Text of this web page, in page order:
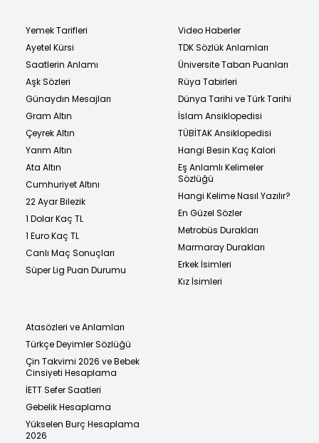
Yemek Tarifleri
Ayetel Kürsi
Saatlerin Anlamı
Aşk Sözleri
Günaydın Mesajları
Gram Altın
Çeyrek Altın
Yarım Altın
Ata Altın
Cumhuriyet Altını
22 Ayar Bilezik
1 Dolar Kaç TL
1 Euro Kaç TL
Canlı Maç Sonuçları
Süper Lig Puan Durumu
Video Haberler
TDK Sözlük Anlamları
Üniversite Taban Puanları
Rüya Tabirleri
Dünya Tarihi ve Türk Tarihi
İslam Ansiklopedisi
TÜBİTAK Ansiklopedisi
Hangi Besin Kaç Kalori
Eş Anlamlı Kelimeler
Sözlüğü
Hangi Kelime Nasıl Yazılır?
En Güzel Sözler
Metrobüs Durakları
Marmaray Durakları
Erkek İsimleri
Kız İsimleri
Atasözleri ve Anlamları
Türkçe Deyimler Sözlüğü
Çin Takvimi 2026 ve Bebek
Cinsiyeti Hesaplama
İETT Sefer Saatleri
Gebelik Hesaplama
Yükselen Burç Hesaplama
2026